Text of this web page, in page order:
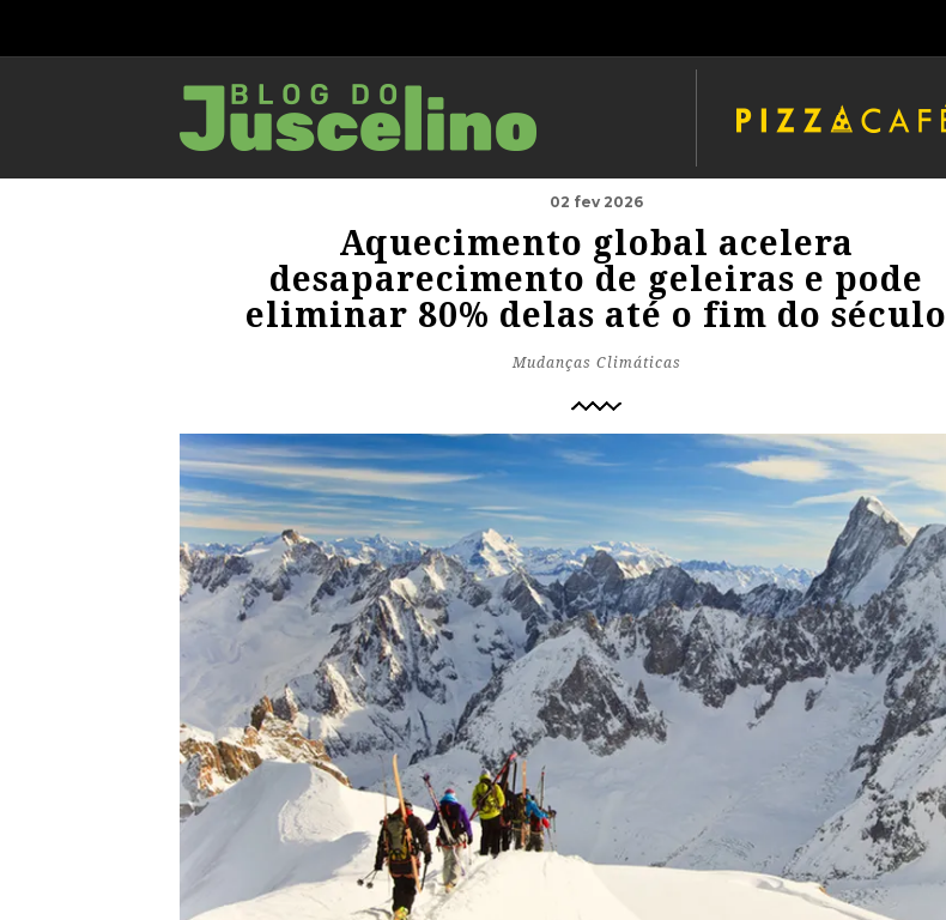
02 fev 2026
Aquecimento global acelera
desaparecimento de geleiras e pode
eliminar 80% delas até o fim do século
Mudanças Climáticas